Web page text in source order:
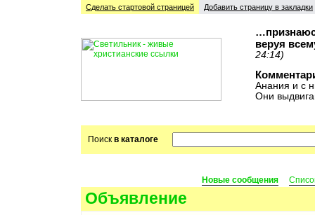
Сделать стартовой cтраницей Добавить страницу в закладки
веруя
24:14)
Анания и с
Они
Поиск в каталоге
Новые сообщения
Объявление